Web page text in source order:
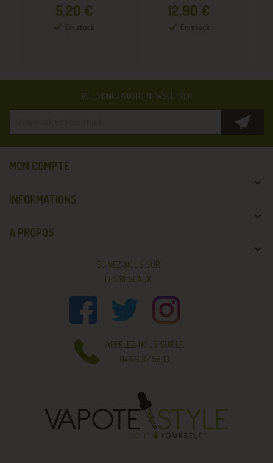
Prix
5,20 €
En stock
Prix
12,90 €
En stock
REJOIGNEZ NOTRE NEWSLETTER
MON COMPTE

INFORMATIONS

A PROPOS

SUIVEZ-NOUS SUR
LES RÉSEAUX
APPELEZ-NOUS SUR LE
04 69 32 58 13